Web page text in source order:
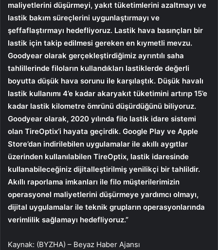
maliyetlerini düşürmeyi, yakıt tüketimlerini azaltmayı ve
lastik bakım süreçlerini uygunlaştırmayı ve
şeffaflaştırmayı hedefliyoruz. Lastik hava basınçları bir
lastik için takip edilmesi gereken en kıymetli mevzu.
Goodyear olarak gerçekleştirdiğimiz ayrıntılı saha
tahlillerinde filoların kullandıkları lastiklerde değerli
boyutta düşük hava sorunu ile karşılaştık. Düşük havalı
lastik kullanımı 4’e kadar akaryakıt tüketimini artırıp 15’e
kadar lastik kilometre ömrünü düşürdüğünü biliyoruz.
Goodyear olarak, 2020 yılında filo lastik idare sistemi
olan TireOptix’i hayata geçirdik. Google Play ve Apple
Store’dan indirilebilen uygulamalar ile akıllı aygıtlar
üzerinden kullanılabilen TireOptix, lastik idaresinde
kullanabileceğiniz dijitalleştirilmiş yenilikçi bir tahlildir.
Akıllı raporlama imkanları ile filo müşterilerimizin
operasyonel maliyetlerini düşürmeye yardımcı olmayı,
dijital uygulamalar ile teknik grupların operasyonlarında
verimlilik sağlamayı hedefliyoruz.”
Kaynak: (BYZHA) – Beyaz Haber Ajansı